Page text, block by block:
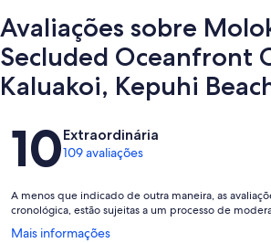
Avaliações sobre
Secluded Oceanfront
Kaluakoi, Kepuhi
Avaliações
10Extraordinária
109 avaliações
A menos que indicado de outra maneira, as
cronológica, estão sujeitas a um processo de
Mais informações
Abre